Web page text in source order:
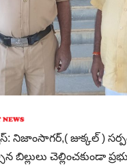
నిజాంసాగర్,( జుక్కల్ )
బిల్లులు చెల్లించకుండా